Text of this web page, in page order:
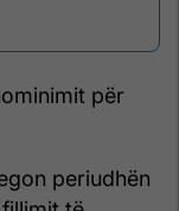
për
periudhën